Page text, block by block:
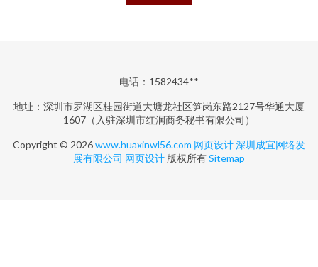
电话：1582434**
地址：深圳市罗湖区桂园街道大塘龙社区笋岗东路2127号华通大厦
1607（入驻深圳市红润商务秘书有限公司）
Copyright © 2026www.huaxinwl56.com 网页设计深圳成宜网络发
展有限公司 网页设计 版权所有Sitemap